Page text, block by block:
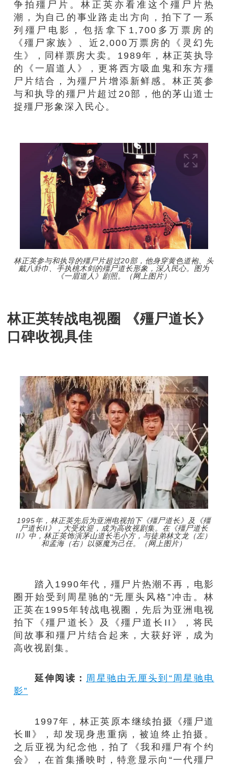
争拍殭尸片。林正英亦看准这个殭尸片热
潮，为自己的事业路走出方向，拍下了一系
列殭尸电影，包括拿下1,700多万票房的
《殭尸家族》、近2,000万票房的《灵幻先
生》，同样票房大卖。1989年，林正英执导
的《一眉道人》，更将西方吸血鬼和东方殭
尸片结合，为殭尸片增添新鲜感。林正英参
与和执导的殭尸片超过20部，他的茅山道士
捉殭尸形象深入民心。
林正英参与和执导的殭尸片超过20部，他身穿黄色道袍、头
戴八卦巾、手执桃木剑的殭尸道长形象，深入民心。图为
《一眉道人》剧照。（网上图片）
林正英转战电视圈 《殭尸道长》
口碑收视具佳
1995年，林正英先后为亚洲电视拍下《殭尸道长》及《殭
尸道长II》，大受欢迎，成为高收视剧集。在《殭尸道长
II》中，林正英饰演茅山道长毛小方，与徒弟林文龙（左）
和孟海（右）以驱魔为己任。（网上图片）
踏入1990年代，殭尸片热潮不再，电影
圈开始受到周星驰的“无厘头风格”冲击。林
正英在1995年转战电视圈，先后为亚洲电视
拍下《殭尸道长》及《殭尸道长II》，将民
间故事和殭尸片结合起来，大获好评，成为
高收视剧集。
延伸阅读： 周星驰由无厘头到“周星驰电
影”
1997年，林正英原本继续拍摄《殭尸道
长Ⅲ》，却发现身患重病，被迫终止拍摄。
之后亚视为纪念他，拍了《我和殭尸有个约
会》，在首集播映时，特意显示向“一代殭尸